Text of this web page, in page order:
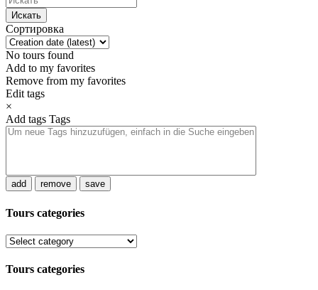
Сортировка
No tours found
Add to my favorites
Remove from my favorites
Edit tags
×
Add tags Tags
add remove save
Tours categories
Tours categories